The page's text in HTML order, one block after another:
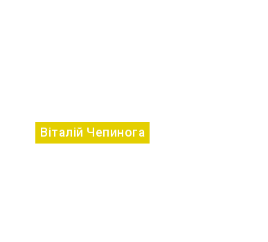
Віталій Чепинога